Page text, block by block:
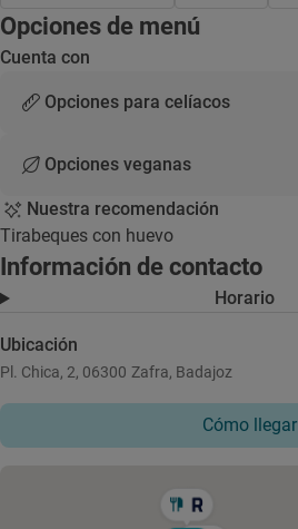
Opciones de menú
Cuenta con
Opciones para celíacos
Opciones veganas
Nuestra recomendación
Tirabeques con huevo
Información de contacto
Horario
Ubicación
Pl. Chica, 2, 06300 Zafra, Badajoz
Cómo llegar